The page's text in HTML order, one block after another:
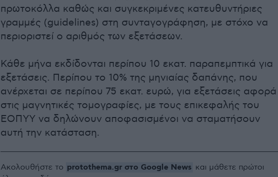
πρωτοκόλλα καθώς και συγκεκριμένες κατευθυντήριες
γραμμές (guidelines) στη συνταγογράφηση, με στόχο να
περιοριστεί ο αριθμός των εξετάσεων.
Κάθε μήνα εκδίδονται περίπου 10 εκατ. παραπεμπτικά για
εξετάσεις. Περίπου το 10% της μηνιαίας δαπάνης, που
ανέρχεται σε περίπου 75 εκατ. ευρώ, για εξετάσεις αφορά
στις μαγνητικές τομογραφίες, με τους επικεφαλής του
ΕΟΠΥΥ να δηλώνουν αποφασισμένοι να σταματήσουν
αυτή την κατάσταση.
Ακολουθήστε το protothema.gr στο Google News και μάθετε πρώτοι